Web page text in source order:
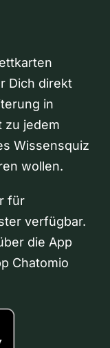
Dich direkt
in
zu jedem
Wissensquiz
wollen.
für
verfügbar.
die App
Chatomio